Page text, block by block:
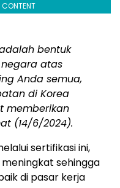
CONTENT
bentuk
atas
Anda semua,
di Korea
memberikan
(14/6/2024).
sertifikasi ini,
sehingga
di pasar kerja